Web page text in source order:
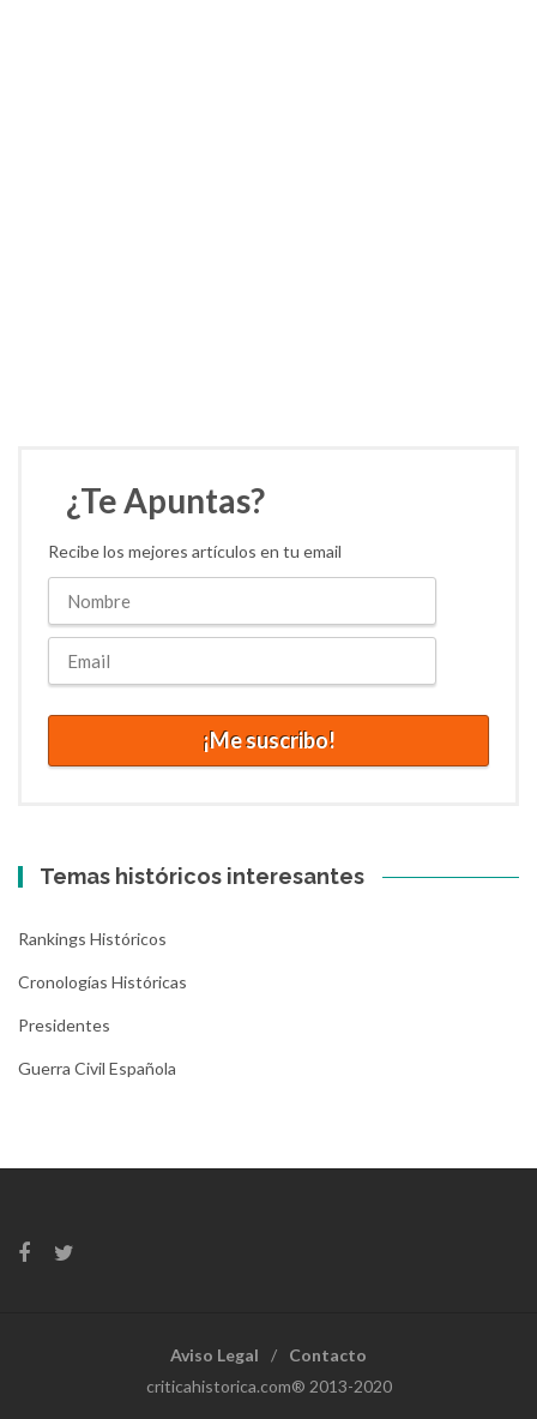
¿Te Apuntas?
Recibe los mejores artículos en tu email
Temas históricos interesantes
Rankings Históricos
Cronologías Históricas
Presidentes
Guerra Civil Española
Aviso Legal
Contacto
criticahistorica.com® 2013-2020